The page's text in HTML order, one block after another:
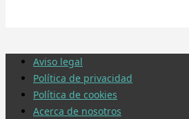
Aviso legal
Política de privacidad
Política de cookies
Acerca de nosotros